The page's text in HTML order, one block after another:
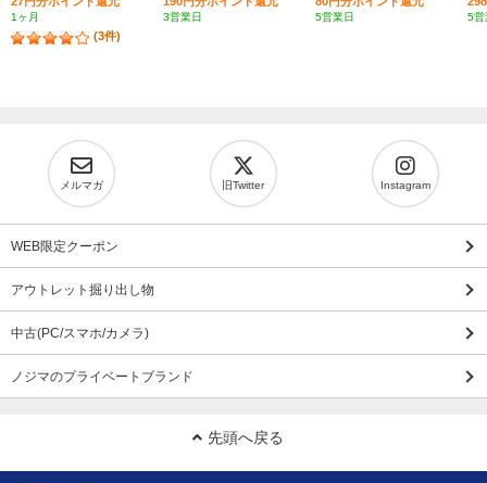
1ヶ月
(3件)
3営業日 5営業日 5営
メルマガ 旧Twitter Instagram
WEB限定クーポン
アウトレット掘り出し物
中古(PC/スマホ/カメラ)
ノジマのプライベートブランド
先頭へ戻る